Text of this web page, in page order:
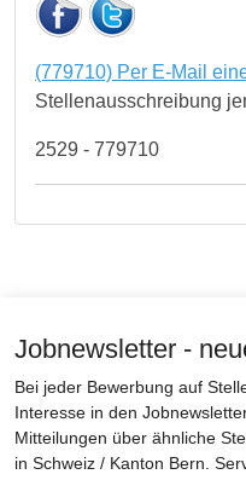
(779710) Per E-Mail
Stellenausschreibung
2529 - 779710
Jobnewsletter -
Bei jeder Bewerbung auf
Interesse in den
Mitteilungen über ähnliche
in Schweiz / Kanton Bern.